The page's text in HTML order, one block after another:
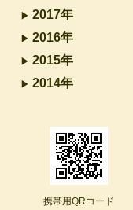
2017年
2016年
2015年
2014年
携帯用QRコード